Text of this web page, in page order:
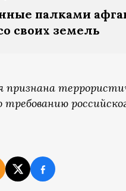
палками
своих земель
признана
требованию